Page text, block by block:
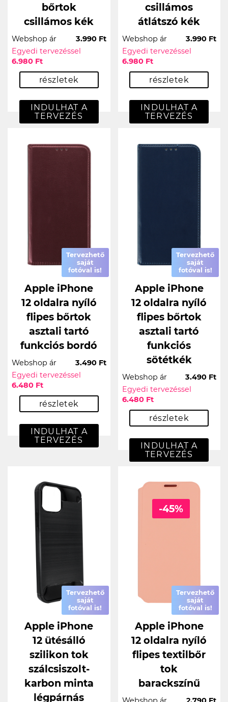
bőrtok
csillámos kék
Webshop ár
3.990 Ft
Egyedi tervezéssel
6.980 Ft
részletek
INDULHAT A
TERVEZÉS
csillámos
átlátszó kék
Webshop ár
3.990 Ft
Egyedi tervezéssel
6.980 Ft
részletek
INDULHAT A
TERVEZÉS
Tervezhető
saját
fotóval is!
Apple iPhone
12 oldalra nyíló
flipes bőrtok
asztali tartó
funkciós bordó
Webshop ár
3.490 Ft
Egyedi tervezéssel
6.480 Ft
részletek
INDULHAT A
TERVEZÉS
Tervezhető
saját
fotóval is!
Apple iPhone
12 oldalra nyíló
flipes bőrtok
asztali tartó
funkciós
sötétkék
Webshop ár
3.490 Ft
Egyedi tervezéssel
6.480 Ft
részletek
INDULHAT A
TERVEZÉS
Tervezhető
saját
fotóval is!
Apple iPhone
12 ütésálló
szilikon tok
szálcsiszolt-
karbon minta
légpárnás
-45%
Tervezhető
saját
fotóval is!
Apple iPhone
12 oldalra nyíló
flipes textilbőr
tok
barackszínű